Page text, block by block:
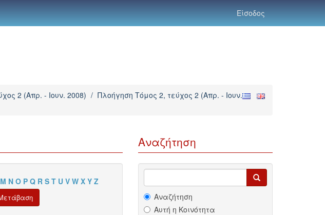
Είσοδος
2 (Απρ. - Ιουν. 2008) / Πλοήγηση Τόμος 2, τεύχος 2 (Απρ. - Ιουν.
M N O P Q R S T U V W X Y Z
Αναζήτηση
Αναζήτηση
Αυτή η Κοινότητα